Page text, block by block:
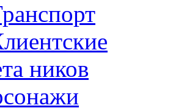
ников